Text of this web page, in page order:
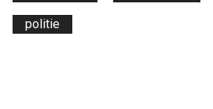
politie